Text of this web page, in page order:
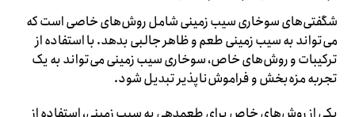
شگفتی‌های سوخاری سیب زمینی شامل روش‌های خاصی است که
می‌تواند به سیب زمینی طعم و ظاهر جالبی بدهد. با استفاده از
ترکیبات و روش‌های خاص، سوخاری سیب زمینی می‌تواند به یک
تجربه مزه‌بخش و فراموش‌ناپذیر تبدیل شود.